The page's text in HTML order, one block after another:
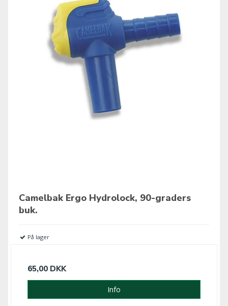
Camelbak Ergo Hydrolock, 90-graders
buk.
På lager
65,00 DKK
Info